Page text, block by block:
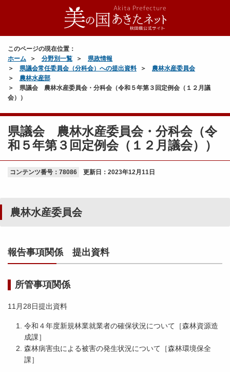
このページの現在位置：
ホーム
分野別一覧
県政情報
県議会常任委員会（分科会）への提出資料
農林水産委員会
農林水産部
県議会 農林水産委員会・分科会（令和５年第３回定例会（１２月議
会））
県議会 農林水産委員会・分科会（令
和５年第３回定例会（１２月議会））
コンテンツ番号：78086 更新日： 2023年12月11日
農林水産委員会
報告事項関係 提出資料
所管事項関係
11月28日提出資料
令和４年度新規林業就業者の確保状況について［森林資源造
成課］
森林病害虫による被害の発生状況について［森林環境保全
課］